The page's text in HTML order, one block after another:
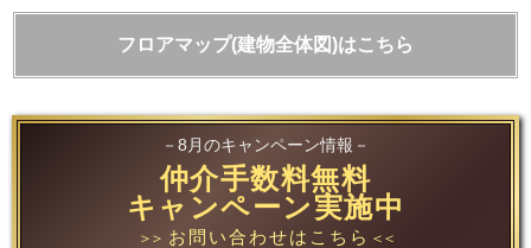
フロアマップ(建物全体図)はこちら
－8月のキャンペーン情報－
仲介手数料無料
キャンペーン実施中
＞＞ お問い合わせはこちら ＜＜